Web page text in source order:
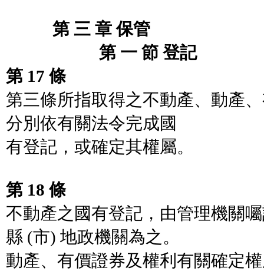
第 三 章 保管
第 一 節 登記
第 17 條
第三條所指取得之不動產、動產
分別依有關法令完成國
有登記，或確定其權屬。
第 18 條
不動產之國有登記，由管理機關
縣 (市) 地政機關為之。
動產、有價證券及權利有關確定